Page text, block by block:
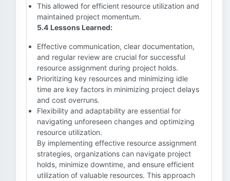
This allowed for efficient resource utilization and
maintained project momentum.
5.4 Lessons Learned:
Effective communication, clear documentation,
and regular review are crucial for successful
resource assignment during project holds.
Prioritizing key resources and minimizing idle
time are key factors in minimizing project delays
and cost overruns.
Flexibility and adaptability are essential for
navigating unforeseen changes and optimizing
resource utilization.
By implementing effective resource assignment
strategies, organizations can navigate project
holds, minimize downtime, and ensure efficient
utilization of valuable resources. This approach